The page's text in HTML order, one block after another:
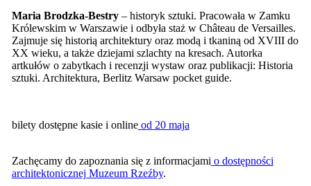
Maria Brodzka-Bestry– historyk sztuki. Pracowała w Zamku
Królewskim w Warszawie i odbyła staż w Château de Versailles.
Zajmuje się historią architektury oraz modą i tkaniną od XVIII do
XX wieku, a także dziejami szlachty na kresach. Autorka
artkułów o zabytkach i recenzji wystaw oraz publikacji: Historia
sztuki. Architektura, Berlitz Warsaw pocket guide.
bilety dostępne kasie i onlineod 20 maja
Zachęcamy do zapoznania się z informacjami o dostępności
architektonicznej Muzeum Rzeźby.